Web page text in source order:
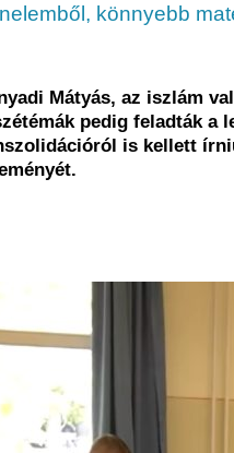
könnyebb
Mátyás, az iszlám
pedig feladták a
is kellett